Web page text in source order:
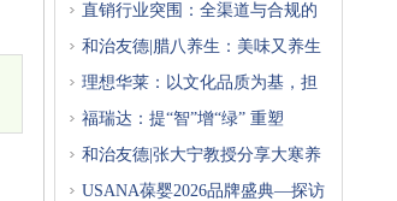
直销行业突围：全渠道与合规的
和治友德|腊八养生：美味又养生
理想华莱：以文化品质为基，担
福瑞达：提“智”增“绿” 重塑
和治友德|张大宁教授分享大寒养
USANA葆婴2026品牌盛典—探访